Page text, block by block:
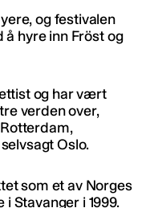
og festivalen
hyre inn Fröst og
og har vært
verden over,
Oslo.
som et av Norges
Stavanger i 1999.